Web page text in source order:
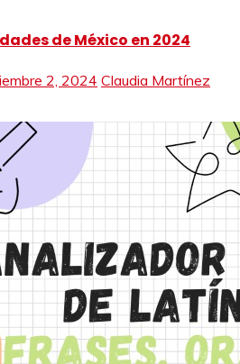
de México en 2024
2, 2024 Claudia Martínez